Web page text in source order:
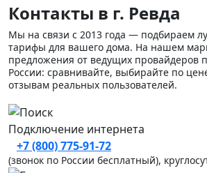
Контакты в г. Ревда
Мы на связи с 2013 года — подбираем
тарифы для вашего дома. На нашем
предложения от ведущих провайдеров
России: сравнивайте, выбирайте по
отзывам реальных пользователей.
Подключение интернета
+7 (800) 775-91-72
(звонок по России бесплатный),